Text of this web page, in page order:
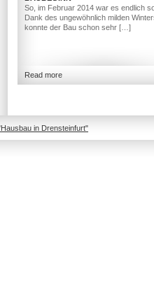
So, im Februar 2014 war es endlich
Dank des ungewöhnlich milden
konnte der Bau schon sehr […]
Read more
in Drensteinfurt"